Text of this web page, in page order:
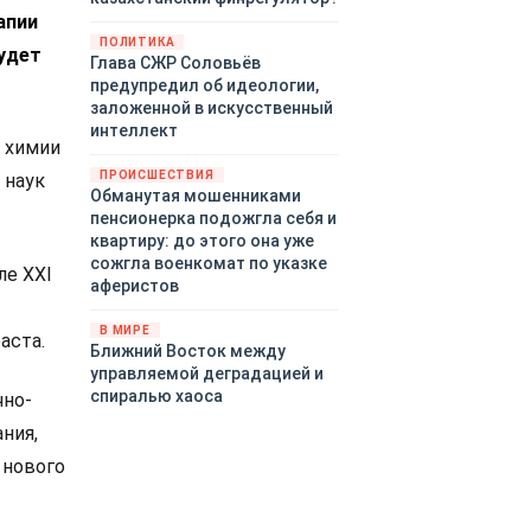
химии
XXI
ПОЛИТИКА
Глава СЖР Соловьёв
предупредил об идеологии,
заложенной в искусственный
интеллект
ПРОИСШЕСТВИЯ
Обманутая мошенниками
пенсионерка подожгла себя и
квартиру: до этого она уже
сожгла военкомат по указке
аферистов
В МИРЕ
Ближний Восток между
управляемой деградацией и
спиралью хаоса